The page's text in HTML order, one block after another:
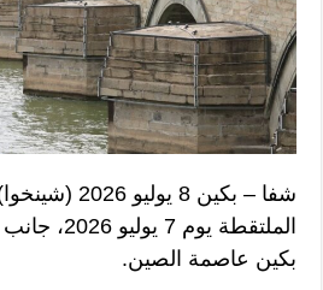
شفا – بكين 8
الملتقطة
بكين عاصمة الصين.